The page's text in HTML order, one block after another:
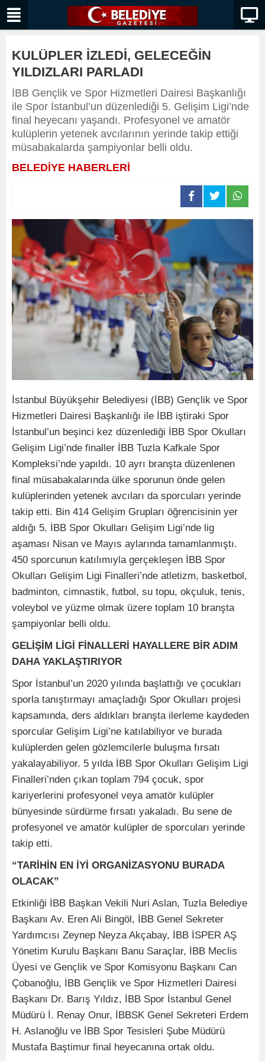
KULÜPLER İZLEDİ, GELECEĞİN
YILDIZLARI PARLADI
İBB Gençlik ve Spor Hizmetleri Dairesi Başkanlığı
ile Spor İstanbul’un düzenlediği 5. Gelişim Ligi’nde
final heyecanı yaşandı. Profesyonel ve amatör
kulüplerin yetenek avcılarının yerinde takip ettiği
müsabakalarda şampiyonlar belli oldu.
BELEDİYE HABERLERİ
İstanbul Büyükşehir Belediyesi (İBB) Gençlik ve Spor
Hizmetleri Dairesi Başkanlığı ile İBB iştiraki Spor
İstanbul’un beşinci kez düzenlediği İBB Spor Okulları
Gelişim Ligi’nde finaller İBB Tuzla Kafkale Spor
Kompleksi’nde yapıldı. 10 ayrı branşta düzenlenen
final müsabakalarında ülke sporunun önde gelen
kulüplerinden yetenek avcıları da sporcuları yerinde
takip etti. Bin 414 Gelişim Grupları öğrencisinin yer
aldığı 5. İBB Spor Okulları Gelişim Ligi’nde lig
aşaması Nisan ve Mayıs aylarında tamamlanmıştı.
450 sporcunun katılımıyla gerçekleşen İBB Spor
Okulları Gelişim Ligi Finalleri’nde atletizm, basketbol,
badminton, cimnastik, futbol, su topu, okçuluk, tenis,
voleybol ve yüzme olmak üzere toplam 10 branşta
şampiyonlar belli oldu.
GELİŞİM LİGİ FİNALLERİ HAYALLERE BİR ADIM
DAHA YAKLAŞTIRIYOR
Spor İstanbul’un 2020 yılında başlattığı ve çocukları
sporla tanıştırmayı amaçladığı Spor Okulları projesi
kapsamında, ders aldıkları branşta ilerleme kaydeden
sporcular Gelişim Ligi’ne katılabiliyor ve burada
kulüplerden gelen gözlemcilerle buluşma fırsatı
yakalayabiliyor. 5 yılda İBB Spor Okulları Gelişim Ligi
Finalleri’nden çıkan toplam 794 çocuk, spor
kariyerlerini profesyonel veya amatör kulüpler
bünyesinde sürdürme fırsatı yakaladı. Bu sene de
profesyonel ve amatör kulüpler de sporcuları yerinde
takip etti.
“TARİHİN EN İYİ ORGANİZASYONU BURADA
OLACAK”
Etkinliği İBB Başkan Vekili Nuri Aslan, Tuzla Belediye
Başkanı Av. Eren Ali Bingöl, İBB Genel Sekreter
Yardımcısı Zeynep Neyza Akçabay, İBB İSPER AŞ
Yönetim Kurulu Başkanı Banu Saraçlar, İBB Meclis
Üyesi ve Gençlik ve Spor Komisyonu Başkanı Can
Çobanoğlu, İBB Gençlik ve Spor Hizmetleri Dairesi
Başkanı Dr. Barış Yıldız, İBB Spor İstanbul Genel
Müdürü İ. Renay Onur, İBBSK Genel Sekreteri Erdem
H. Aslanoğlu ve İBB Spor Tesisleri Şube Müdürü
Mustafa Baştimur final heyecanına ortak oldu.